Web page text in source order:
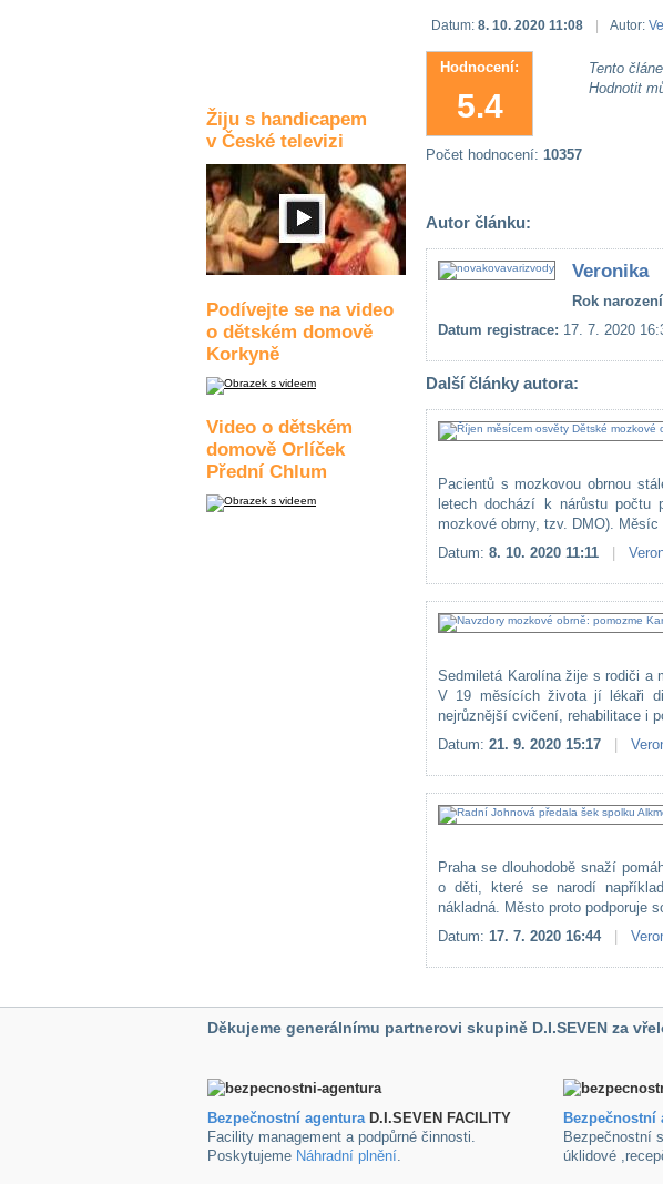
Žiju s handicapem
v České televizi
Podívejte se na video
o dětském domově
Korkyně
Video o dětském
domově Orlíček
Přední Chlum
Datum: 8. 10. 2020 11:08 Autor:
Hodnocení:
5.4
Tento
Hodnotit
Počet hodnocení: 10357
Autor článku:
Veronika
Rok
Datum registrace: 17. 7. 2020
Další články autora:
Pacientů s mozkovou obrnou
letech dochází k nárůstu počtu
mozkové obrny, tzv. DMO).
Datum: 8. 10. 2020 11:11
Sedmiletá Karolína žije s rodiči a
V 19 měsících života jí lékaři
nejrůznější cvičení, rehabilitace i
Datum: 21. 9. 2020 15:17
Praha se dlouhodobě snaží
o děti, které se narodí
nákladná. Město proto podporuje
Datum: 17. 7. 2020 16:44
Děkujeme generálnímu partnerovi skupině D.I.SEVEN za
Bezpečnostní agenturaD.I.SEVEN FACILITY
Facility management a podpůrné činnosti.
Poskytujeme Náhradní plnění.
Bezpečnostní
Bezpečnostní
úklidové